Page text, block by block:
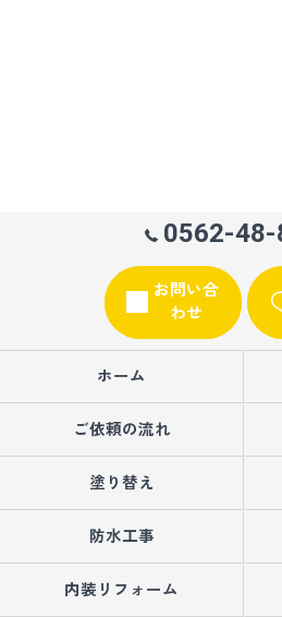
0562-48-
お問い合
わせ
ホーム
ご依頼の流れ
塗り替え
防水工事
内装リフォーム